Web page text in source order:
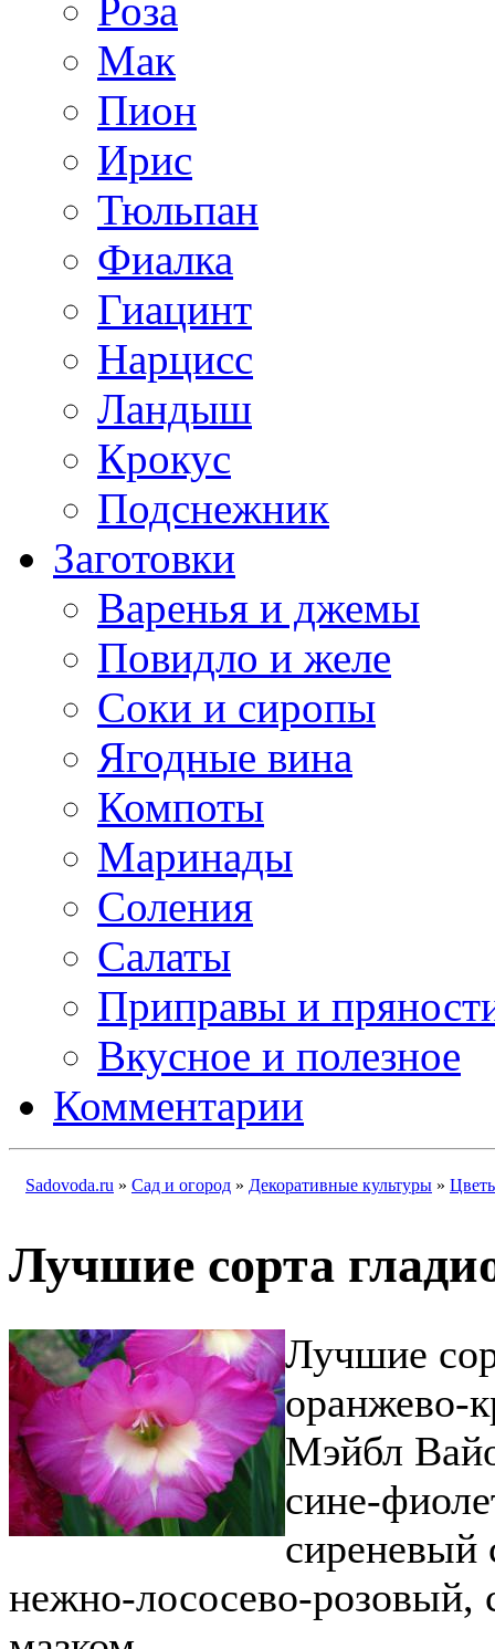
Роза
Мак
Пион
Ирис
Тюльпан
Фиалка
Гиацинт
Нарцисс
Ландыш
Крокус
Подснежник
Заготовки
Варенья и джемы
Повидло и желе
Соки и сиропы
Ягодные вина
Компоты
Маринады
Соления
Салаты
Приправы и
Вкусное и полезное
Комментарии
Sadovoda.ru » Сад и огород » Декоративные культуры »
Лучшие сорта
Лучшие
оранжево-
Мэйбл
сине-
нежно-лососево-